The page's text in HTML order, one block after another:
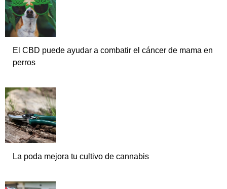
El CBD puede ayudar a combatir el cáncer de mama en
perros
La poda mejora tu cultivo de cannabis